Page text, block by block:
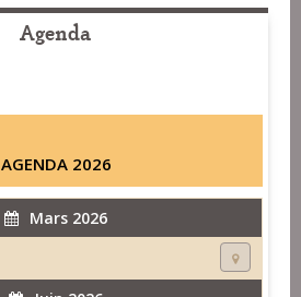
Agenda
AGENDA 2026
Mars 2026